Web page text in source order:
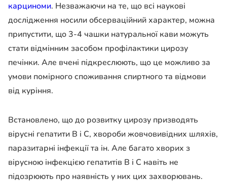
карциноми. Незважаючи на те, що всі наукові
дослідження носили обсерваційний характер, можна
припустити, що 3-4 чашки натуральної кави можуть
стати відмінним засобом профілактики цирозу
печінки. Але вчені підкреслюють, що це можливо за
умови помірного споживання спиртного та відмови
від куріння.
Встановлено, що до розвитку цирозу призводять
вірусні гепатити В і С, хвороби жовчовивідних шляхів,
паразитарні інфекції та ін. Але багато хворих з
вірусною інфекцією гепатитів В і С навіть не
підозрюють про наявність у них цих захворювань.